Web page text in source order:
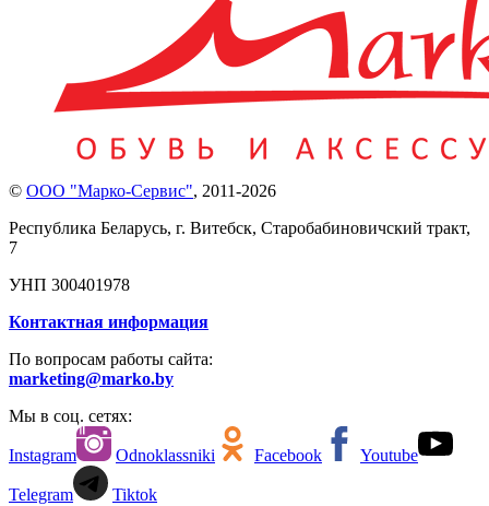
© ООО "Марко-Сервис", 2011-2026
Республика Беларусь, г. Витебск, Старобабиновичский тракт,
7
УНП 300401978
Контактная информация
По вопросам работы сайта:
marketing@marko.by
Мы в соц. сетях:
Instagram Odnoklassniki Facebook Youtube
Telegram Tiktok